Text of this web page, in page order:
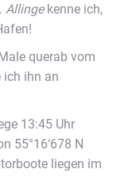
Allingekenne ich,
querab vom
ich ihn an
13:45 Uhr
55°16‘678 N
liegen im